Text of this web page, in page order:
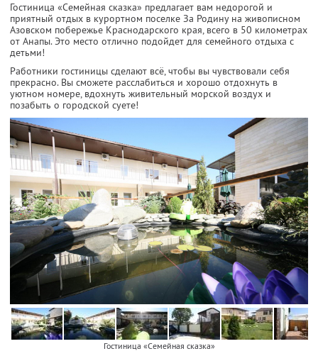
Гостиница «Семейная сказка» предлагает вам недорогой и
приятный отдых в курортном поселке За Родину на живописном
Азовском побережье Краснодарского края, всего в 50 километрах
от Анапы. Это место отлично подойдет для семейного отдыха с
детьми!
Работники гостиницы сделают всё, чтобы вы чувствовали себя
прекрасно. Вы сможете расслабиться и хорошо отдохнуть в
уютном номере, вдохнуть живительный морской воздух и
позабыть о городской суете!
Гостиница «Семейная сказка»